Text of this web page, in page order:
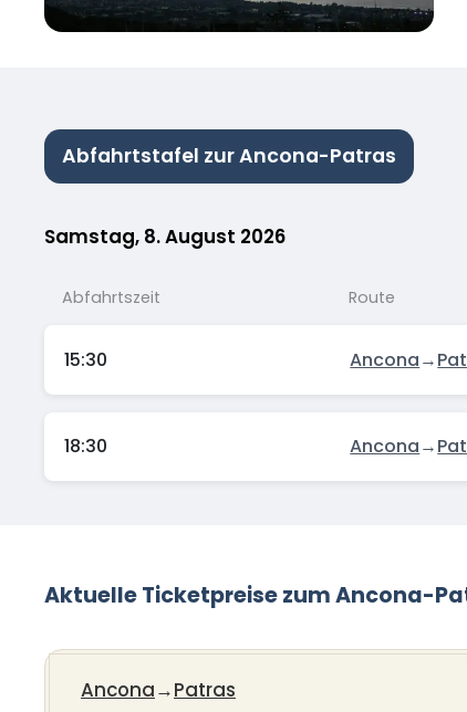
Abfahrtstafel zur Ancona-Patras
Samstag, 8. August 2026
Abfahrtszeit Route
15:30 Ancona→
18:30 Ancona→
Aktuelle Ticketpreise zum Ancona-
Ancona→Patras